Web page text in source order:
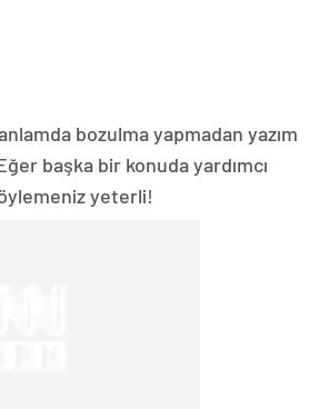
bozulma yapmadan yazım
başka bir konuda yardımcı
yeterli!